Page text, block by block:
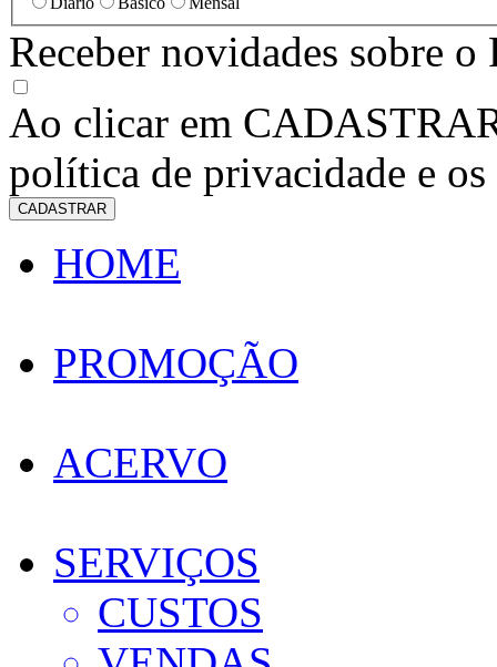
Receber novidades sobre
Ao clicar em
política de privacidade e os
CADASTRAR
HOME
PROMOÇÃO
ACERVO
SERVIÇOS
CUSTOS